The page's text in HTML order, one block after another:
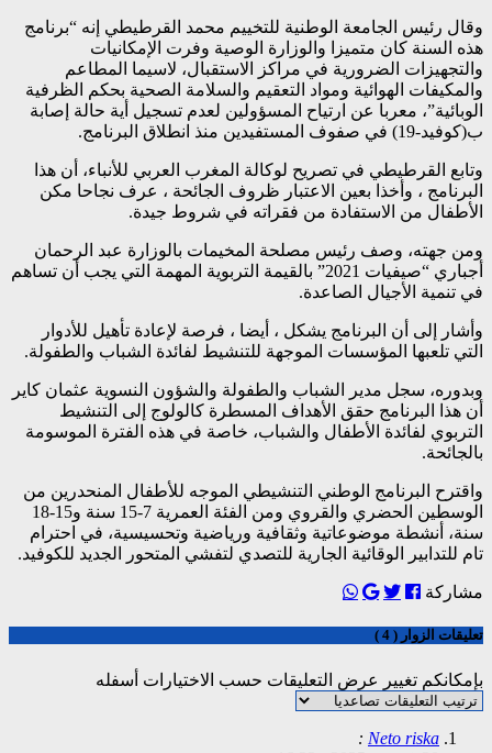
وقال رئيس الجامعة الوطنية للتخييم محمد القرطيطي إنه “برنامج
هذه السنة كان متميزا والوزارة الوصية وفرت الإمكانيات
والتجهيزات الضرورية في مراكز الاستقبال، لاسيما المطاعم
والمكيفات الهوائية ومواد التعقيم والسلامة الصحية بحكم الظرفية
الوبائية”، معربا عن ارتياح المسؤولين لعدم تسجيل أية حالة إصابة
ب(كوفيد-19) في صفوف المستفيدين منذ انطلاق البرنامج.
وتابع القرطيطي في تصريح لوكالة المغرب العربي للأنباء، أن هذا
البرنامج ، وأخذا بعين الاعتبار ظروف الجائحة ، عرف نجاحا مكن
الأطفال من الاستفادة من فقراته في شروط جيدة.
ومن جهته، وصف رئيس مصلحة المخيمات بالوزارة عبد الرحمان
أجباري “صيفيات 2021” بالقيمة التربوية المهمة التي يجب أن تساهم
في تنمية الأجيال الصاعدة.
وأشار إلى أن البرنامج يشكل ، أيضا ، فرصة لإعادة تأهيل للأدوار
التي تلعبها المؤسسات الموجهة للتنشيط لفائدة الشباب والطفولة.
وبدوره، سجل مدير الشباب والطفولة والشؤون النسوية عثمان كاير
أن هذا البرنامج حقق الأهداف المسطرة كالولوج إلى التنشيط
التربوي لفائدة الأطفال والشباب، خاصة في هذه الفترة الموسومة
بالجائحة.
واقترح البرنامج الوطني التنشيطي الموجه للأطفال المنحدرين من
الوسطين الحضري والقروي ومن الفئة العمرية 7-15 سنة و15-18
سنة، أنشطة موضوعاتية وثقافية ورياضية وتحسيسية، في احترام
تام للتدابير الوقائية الجارية للتصدي لتفشي المتحور الجديد للكوفيد.
مشاركة
تعليقات الزوار ( 4 )
بإمكانكم تغيير عرض التعليقات حسب الاختيارات أسفله
Neto riska
: